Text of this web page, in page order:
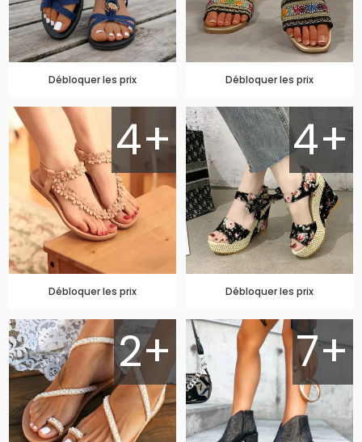
Débloquer les prix Débloquer les prix
4+
Débloquer les prix
4+
Débloquer les prix
2+ 7+